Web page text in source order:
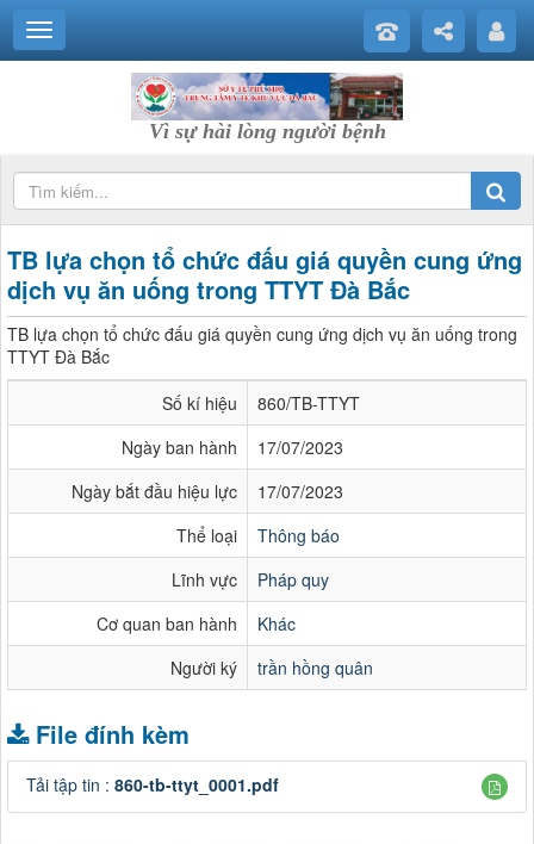
Vì sự hài lòng người bệnh
TB lựa chọn tổ chức đấu giá quyền cung ứng
dịch vụ ăn uống trong TTYT Đà Bắc
TB lựa chọn tổ chức đấu giá quyền cung ứng dịch vụ ăn uống trong
TTYT Đà Bắc
Số kí hiệu
860/TB-TTYT
Ngày ban hành
17/07/2023
Ngày bắt đầu hiệu lực
17/07/2023
Thể loại
Thông báo
Lĩnh vực
Pháp quy
Cơ quan ban hành
Khác
Người ký
trần hồng quân
File đính kèm
Tải tập tin : 860-tb-ttyt_0001.pdf